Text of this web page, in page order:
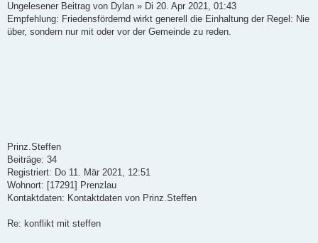
Ungelesener Beitrag von Dylan » Di 20. Apr 2021, 01:43
Empfehlung: Friedensfördernd wirkt generell die Einhaltung der Regel: Nie
über, sondern nur mit oder vor der Gemeinde zu reden.
Prinz.Steffen
Beiträge: 34
Registriert: Do 11. Mär 2021, 12:51
Wohnort: [17291] Prenzlau
Kontaktdaten: Kontaktdaten von Prinz.Steffen
Re: konflikt mit steffen